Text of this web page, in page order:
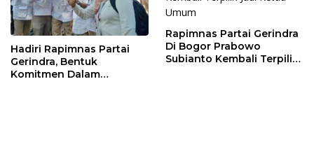
Hadiri Rapimnas Partai
Gerindra, Bentuk
Komitmen Dalam
Rapimnas Partai Gerindra
Di Bogor Prabowo
Subianto Kembali Terpilih